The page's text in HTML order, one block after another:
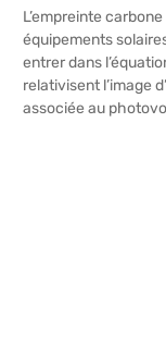
L’empreinte
équipements
entrer dans
relativisent l’image
associée au